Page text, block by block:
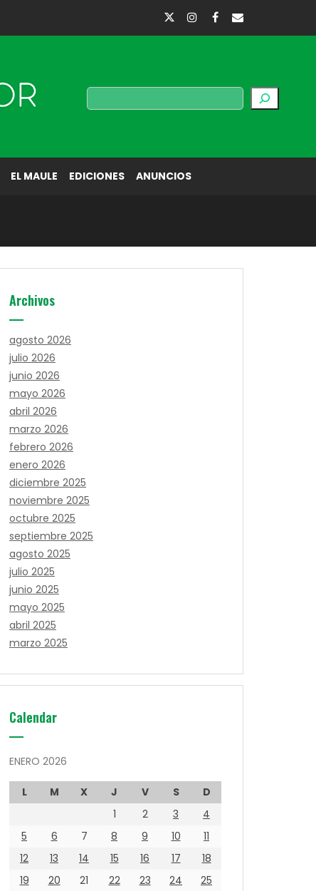
Buscar
EL MAULE EDICIONES ANUNCIOS
Archivos
agosto 2026
julio 2026
junio 2026
mayo 2026
abril 2026
marzo 2026
febrero 2026
enero 2026
diciembre 2025
noviembre 2025
octubre 2025
septiembre 2025
agosto 2025
julio 2025
junio 2025
mayo 2025
abril 2025
marzo 2025
Calendar
ENERO 2026
L M X J V S
D
1
2 3
4
5
6 7 8 9 10
11
12
13 14 15 16 17
18
19
20 21 22 23 24
25